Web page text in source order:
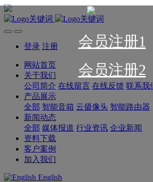
会员注册1
会员注册2
登录 注册
网站首页
关于我们
公司简介 在线留言 在线反馈 联系我
产品展示
全部 智能音箱 云摄像头 智能路由器
新闻动态
全部 媒体报道 行业资讯 企业新闻
资料下载
客户案例
加入我们
English